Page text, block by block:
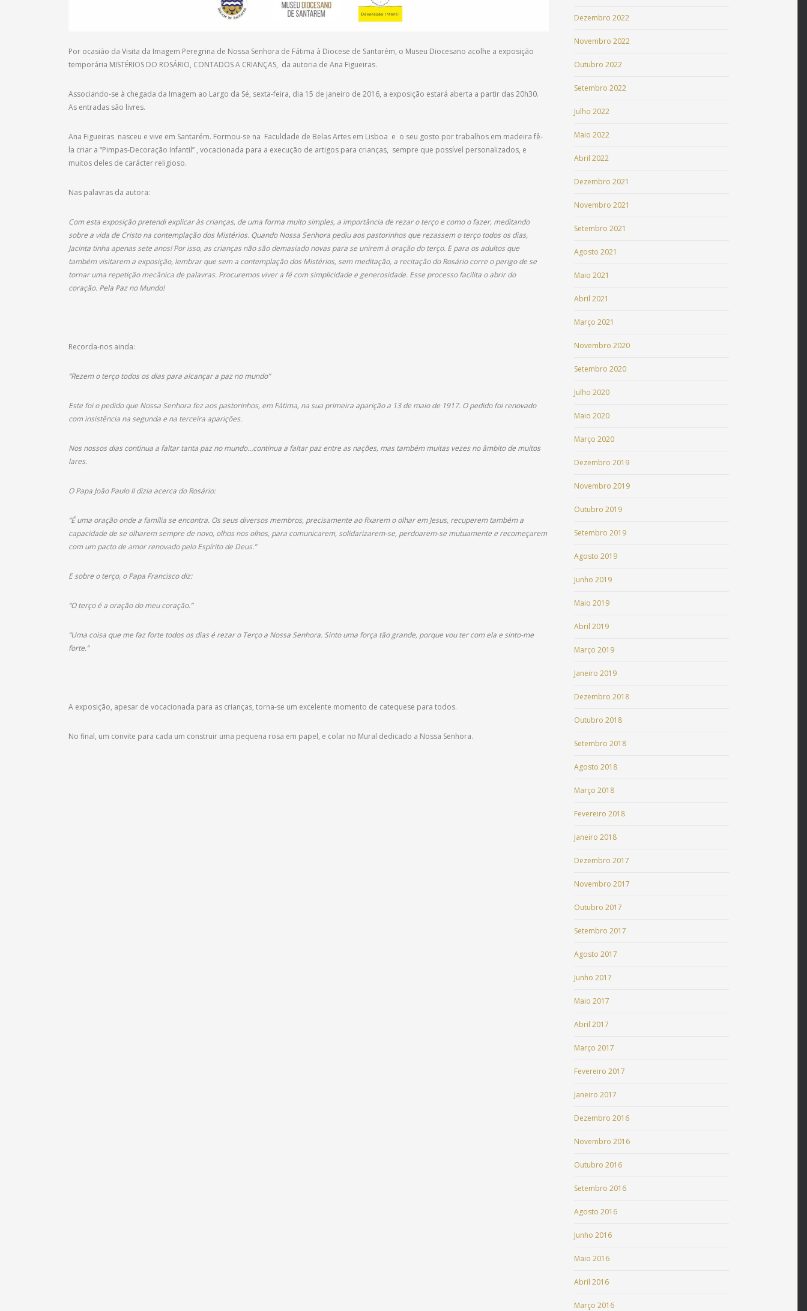
Por ocasião da Visita da Imagem Peregrina de Nossa Senhora de Fátima à Diocese de Santarém, o Museu Diocesano acolhe a exposição
temporária MISTÉRIOS DO ROSÁRIO, CONTADOS A CRIANÇAS, da autoria de Ana Figueiras.
Associando-se à chegada da Imagem ao Largo da Sé, sexta-feira, dia 15 de janeiro de 2016, a exposição estará aberta a partir das 20h30.
As entradas são livres.
Ana Figueiras nasceu e vive em Santarém. Formou-se na Faculdade de Belas Artes em Lisboa e o seu gosto por trabalhos em madeira fê-
la criar a “Pimpas-Decoração Infantil” , vocacionada para a execução de artigos para crianças, sempre que possível personalizados, e
muitos deles de carácter religioso.
Nas palavras da autora:
Com esta exposição pretendi explicar às crianças, de uma forma muito simples, a importância de rezar o terço e como o fazer, meditando
sobre a vida de Cristo na contemplação dos Mistérios. Quando Nossa Senhora pediu aos pastorinhos que rezassem o terço todos os dias,
Jacinta tinha apenas sete anos! Por isso, as crianças não são demasiado novas para se unirem à oração do terço. E para os adultos que
também visitarem a exposição, lembrar que sem a contemplação dos Mistérios, sem meditação, a recitação do Rosário corre o perigo de se
tornar uma repetição mecânica de palavras. Procuremos viver a fé com simplicidade e generosidade. Esse processo facilita o abrir do
coração. Pela Paz no Mundo!
Recorda-nos ainda:
“Rezem o terço todos os dias para alcançar a paz no mundo”
Este foi o pedido que Nossa Senhora fez aos pastorinhos, em Fátima, na sua primeira aparição a 13 de maio de 1917. O pedido foi renovado
com insistência na segunda e na terceira aparições.
Nos nossos dias continua a faltar tanta paz no mundo…continua a faltar paz entre as nações, mas também muitas vezes no âmbito de muitos
lares.
O Papa João Paulo II dizia acerca do Rosário:
“É uma oração onde a família se encontra. Os seus diversos membros, precisamente ao fixarem o olhar em Jesus, recuperem também a
capacidade de se olharem sempre de novo, olhos nos olhos, para comunicarem, solidarizarem-se, perdoarem-se mutuamente e recomeçarem
com um pacto de amor renovado pelo Espírito de Deus.”
E sobre o terço, o Papa Francisco diz:
“O terço é a oração do meu coração.”
“Uma coisa que me faz forte todos os dias é rezar o Terço a Nossa Senhora. Sinto uma força tão grande, porque vou ter com ela e sinto-me
forte.”
A exposição, apesar de vocacionada para as crianças, torna-se um excelente momento de catequese para todos.
No final, um convite para cada um construir uma pequena rosa em papel, e colar no Mural dedicado a Nossa Senhora.
Dezembro 2022
Novembro 2022
Outubro 2022
Setembro 2022
Julho 2022
Maio 2022
Abril 2022
Dezembro 2021
Novembro 2021
Setembro 2021
Agosto 2021
Maio 2021
Abril 2021
Março 2021
Novembro 2020
Setembro 2020
Julho 2020
Maio 2020
Março 2020
Dezembro 2019
Novembro 2019
Outubro 2019
Setembro 2019
Agosto 2019
Junho 2019
Maio 2019
Abril 2019
Março 2019
Janeiro 2019
Dezembro 2018
Outubro 2018
Setembro 2018
Agosto 2018
Março 2018
Fevereiro 2018
Janeiro 2018
Dezembro 2017
Novembro 2017
Outubro 2017
Setembro 2017
Agosto 2017
Junho 2017
Maio 2017
Abril 2017
Março 2017
Fevereiro 2017
Janeiro 2017
Dezembro 2016
Novembro 2016
Outubro 2016
Setembro 2016
Agosto 2016
Junho 2016
Maio 2016
Abril 2016
Março 2016